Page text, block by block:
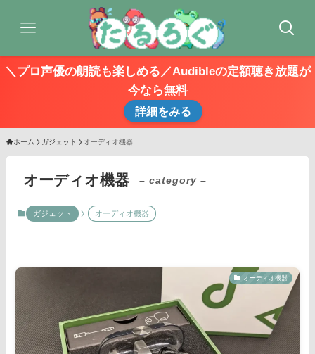
＼プロ声優の朗読も楽しめる／Audibleの定額聴き放題が
今なら無料
詳細をみる
ホーム ガジェット オーディオ機器
オーディオ機器 – category –
ガジェット オーディオ機器
オーディオ機器